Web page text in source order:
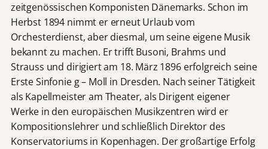
zeitgenössischen Komponisten Dänemarks. Schon im
Herbst 1894 nimmt er erneut Urlaub vom
Orchesterdienst, aber diesmal, um seine eigene Musik
bekannt zu machen. Er trifft Busoni, Brahms und
Strauss und dirigiert am 18. März 1896 erfolgreich seine
Erste Sinfonie g – Moll in Dresden. Nach seiner Tätigkeit
als Kapellmeister am Theater, als Dirigent eigener
Werke in den europäischen Musikzentren wird er
Kompositionslehrer und schließlich Direktor des
Konservatoriums in Kopenhagen. Der großartige Erfolg